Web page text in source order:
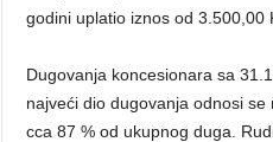
godini uplatio iznos od 3.500,00
Dugovanja koncesionara sa
najveći dio dugovanja odnosi se
cca 87 % od ukupnog duga.